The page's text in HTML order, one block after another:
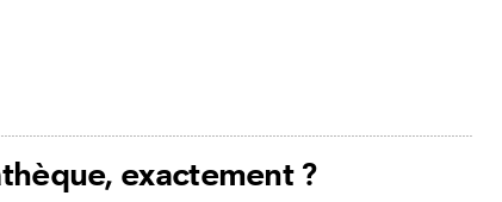
exactement ?